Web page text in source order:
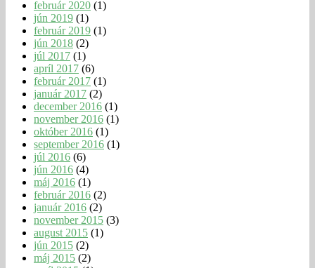
február 2020 (1)
jún 2019 (1)
február 2019 (1)
jún 2018 (2)
júl 2017 (1)
apríl 2017 (6)
február 2017 (1)
január 2017 (2)
december 2016 (1)
november 2016 (1)
október 2016 (1)
september 2016 (1)
júl 2016 (6)
jún 2016 (4)
máj 2016 (1)
február 2016 (2)
január 2016 (2)
november 2015 (3)
august 2015 (1)
jún 2015 (2)
máj 2015 (2)